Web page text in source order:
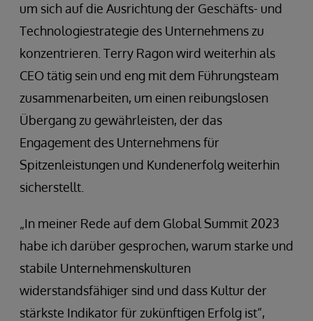
um sich auf die Ausrichtung der Geschäfts- und
Technologiestrategie des Unternehmens zu
konzentrieren. Terry Ragon wird weiterhin als
CEO tätig sein und eng mit dem Führungsteam
zusammenarbeiten, um einen reibungslosen
Übergang zu gewährleisten, der das
Engagement des Unternehmens für
Spitzenleistungen und Kundenerfolg weiterhin
sicherstellt.
„In meiner Rede auf dem Global Summit 2023
habe ich darüber gesprochen, warum starke und
stabile Unternehmenskulturen
widerstandsfähiger sind und dass Kultur der
stärkste Indikator für zukünftigen Erfolg ist“,